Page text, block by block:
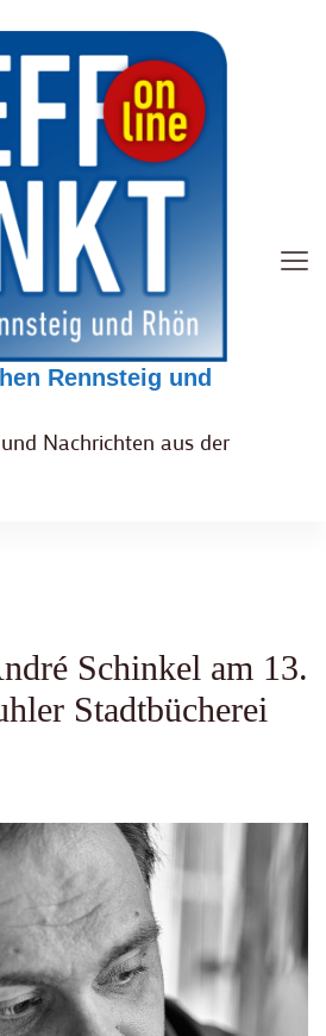
Rennsteig und
Nachrichten aus der
Schinkel am 13.
Stadtbücherei